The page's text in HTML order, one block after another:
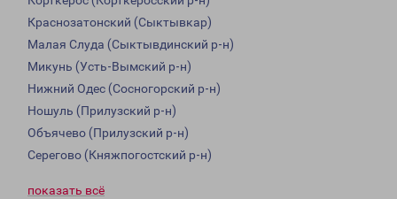
Краснозатонский (Сыктывкар)
Малая Слуда (Сыктывдинский р-н)
Микунь (Усть-Вымский р-н)
Нижний Одес (Сосногорский р-н)
Ношуль (Прилузский р-н)
Объячево (Прилузский р-н)
Серегово (Княжпогостский р-н)
показать всё